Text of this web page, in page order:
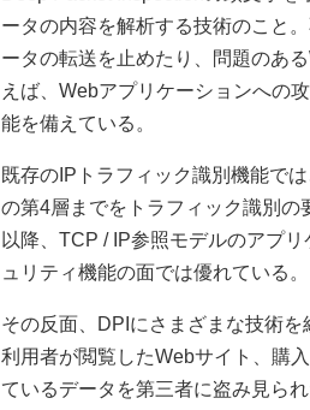
ータの内容を解析する技術のこと
ータの転送を止めたり、問題のあ
えば、Webアプリケーションへの
能を備えている。
既存のIPトラフィック識別機能で
の第4層までをトラフィック識別
以降、TCP / IP参照モデルのアプ
ュリティ機能の面では優れている。
その反面、DPIにさまざまな技術
利用者が閲覧したWebサイト、購
ているデータを第三者に盗み見ら